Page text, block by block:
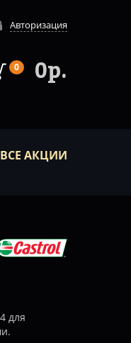
Авторизация
0 0р.
ВСЕ АКЦИИ
для